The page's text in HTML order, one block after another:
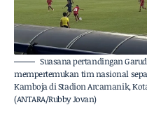
Suasana pertandingan
mempertemukan tim nasional
Kamboja di Stadion Arcamanik,
(ANTARA/Rubby Jovan)